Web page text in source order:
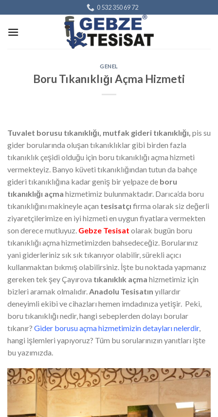
to
content
0 532 350 69 72
GENEL
Boru Tıkanıklığı Açma Hizmeti
Tuvalet borusu tıkanıklığı, mutfak gideri tıkanıklığı, pis su
gider borularında oluşan tıkanıklıklar gibi birden fazla
tıkanıklık çeşidi olduğu için boru tıkanıklığı açma hizmeti
vermekteyiz. Banyo küveti tıkanıklığından tutun da bahçe
gideri tıkanıklığına kadar geniş bir yelpaze de boru
tıkanıklığı açma hizmetimiz bulunmaktadır. Darıca’da boru
tıkanıklığını makineyle açan tesisatçı firma olarak siz değerli
ziyaretçilerimize en iyi hizmeti en uygun fiyatlara vermekten
son derece mutluyuz. Gebze Tesisat olarak bugün boru
tıkanıklığı açma hizmetimizden bahsedeceğiz. Borularınız
yani giderleriniz sık sık tıkanıyor olabilir, sürekli açıcı
kullanmaktan bıkmış olabilirsiniz. İşte bu noktada yapmanız
gereken tek şey Çayırova tıkanıklık açma hizmetimiz için
bizleri aramak olmalıdır. Anadolu Tesisatın yıllardır
deneyimli ekibi ve cihazları hemen imdadınıza yetişir. Peki,
boru tıkanıklığı nedir, hangi sebeplerden dolayı borular
tıkanır? Gider borusu açma hizmetimizin detayları nelerdir,
hangi işlemleri yapıyoruz? Tüm bu sorularınızın yanıtları işte
bu yazımızda.